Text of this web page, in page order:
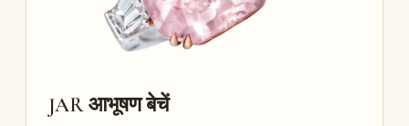
JAR आभूषण बेचें